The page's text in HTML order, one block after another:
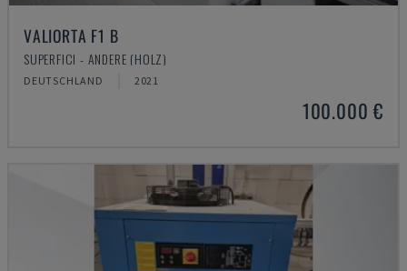
VALIORTA F1 B
SUPERFICI - ANDERE (HOLZ)
DEUTSCHLAND 2021
100.000 €